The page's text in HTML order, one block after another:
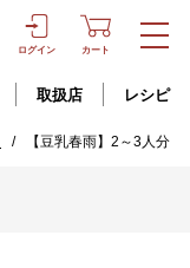
ログイン カート
取扱店 レシピ
/ 【豆乳春雨】2～3人分